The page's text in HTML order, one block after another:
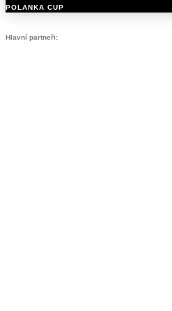
POLANKA CUP
Hlavní partneři: